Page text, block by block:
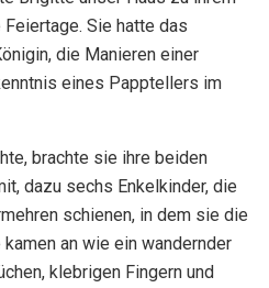
Sie hatte das
die Manieren einer
eines Papptellers im
brachte sie ihre beiden
dazu sechs Enkelkinder, die
schienen, in dem sie die
an wie ein wandernder
klebrigen Fingern und